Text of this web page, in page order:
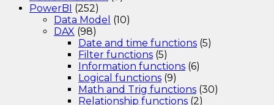
PowerBI (252)
Data Model (10)
DAX (98)
Date and time functions (5)
Filter functions (5)
Information functions (6)
Logical functions (9)
Math and Trig functions (30)
Relationship functions (2)